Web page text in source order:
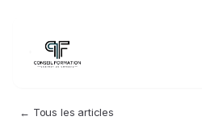
← Tous les articles